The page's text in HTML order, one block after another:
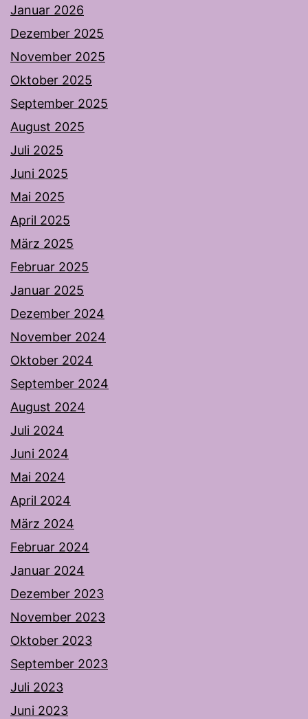
Januar 2026
Dezember 2025
November 2025
Oktober 2025
September 2025
August 2025
Juli 2025
Juni 2025
Mai 2025
April 2025
März 2025
Februar 2025
Januar 2025
Dezember 2024
November 2024
Oktober 2024
September 2024
August 2024
Juli 2024
Juni 2024
Mai 2024
April 2024
März 2024
Februar 2024
Januar 2024
Dezember 2023
November 2023
Oktober 2023
September 2023
Juli 2023
Juni 2023